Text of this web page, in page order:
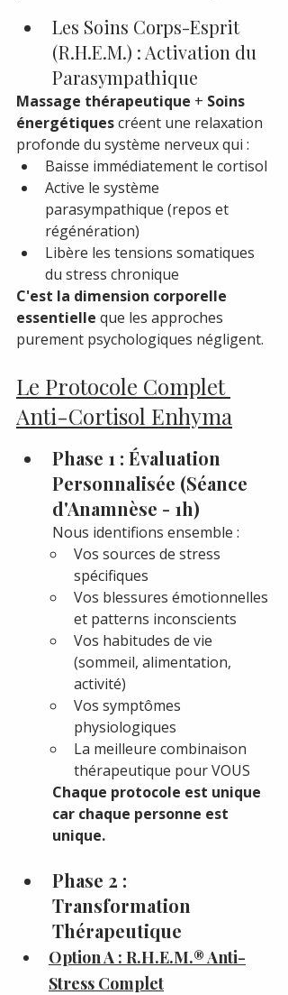
Les Soins Corps-Esprit
(R.H.E.M.) : Activation du
Parasympathique
Massage thérapeutique + Soins
énergétiques créent une relaxation
profonde du système nerveux qui :
Baisse immédiatement le cortisol
Active le système
parasympathique (repos et
régénération)
Libère les tensions somatiques
du stress chronique
C'est la dimension corporelle
essentielle que les approches
purement psychologiques négligent.
Le Protocole Complet
Anti-Cortisol Enhyma
Phase 1 : Évaluation
Personnalisée (Séance
d'Anamnèse - 1h)
Nous identifions ensemble :
Vos sources de stress
spécifiques
Vos blessures émotionnelles
et patterns inconscients
Vos habitudes de vie
(sommeil, alimentation,
activité)
Vos symptômes
physiologiques
La meilleure combinaison
thérapeutique pour VOUS
Chaque protocole est unique
car chaque personne est
unique.
Phase 2 :
Transformation
Thérapeutique
Option A : R.H.E.M.® Anti-
Stress Complet